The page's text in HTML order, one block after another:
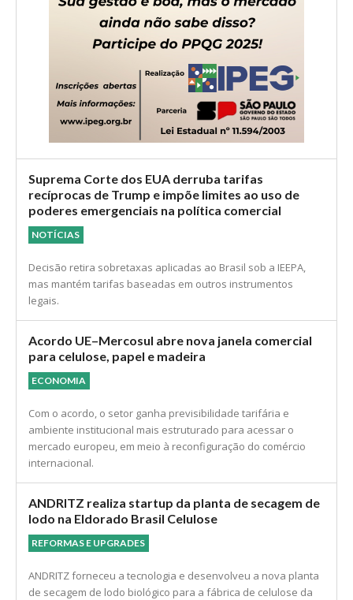
Suprema Corte dos EUA derruba tarifas
recíprocas de Trump e impõe limites ao uso de
poderes emergenciais na política comercial
NOTÍCIAS
Decisão retira sobretaxas aplicadas ao Brasil sob a IEEPA,
mas mantém tarifas baseadas em outros instrumentos
legais.
Acordo UE–Mercosul abre nova janela comercial
para celulose, papel e madeira
ECONOMIA
Com o acordo, o setor ganha previsibilidade tarifária e
ambiente institucional mais estruturado para acessar o
mercado europeu, em meio à reconfiguração do comércio
internacional.
ANDRITZ realiza startup da planta de secagem de
lodo na Eldorado Brasil Celulose
REFORMAS E UPGRADES
ANDRITZ forneceu a tecnologia e desenvolveu a nova planta
de secagem de lodo biológico para a fábrica de celulose da